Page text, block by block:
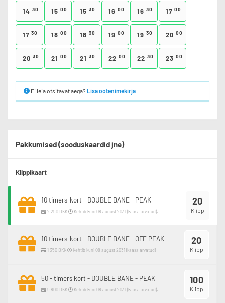
14 30 15 00 15 30 16 00 16 30 17 00
17 30 18 00 18 30 19 00 19 30 20 00
20 30 21 00 21 30 22 00 22 30 23 00
Ei leia otsitavat aega? Lisa ootenimekirja
Pakkumised (sooduskaardid jne)
Klippikaart
20
Klipp
10 timers-kort - DOUBLE BANE - PEAK
2 250 DKK Kehtib kuni 08 august 2031 (kaasa arvatud).
20
Klipp
10 timers-kort - DOUBLE BANE - OFF-PEAK
1 350 DKK Kehtib kuni 08 august 2031 (kaasa arvatud).
100
Klipp
50 - timers kort - DOUBLE BANE - PEAK
9 800 DKK Kehtib kuni 08 august 2031 (kaasa arvatud).